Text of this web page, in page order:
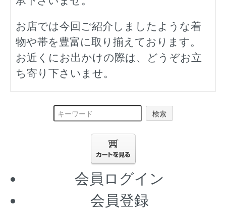
お店では今回ご紹介しましたような着
物や帯を豊富に取り揃えております。
お近くにお出かけの際は、どうぞお立
ち寄り下さいませ。
検索
会員ログイン
会員登録